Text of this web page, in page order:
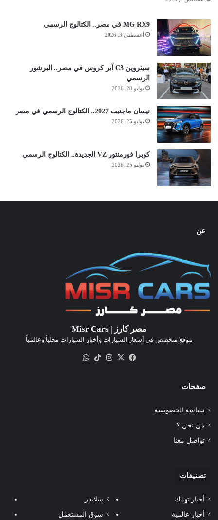
MG RX9 في مصر.. الكتالوج الرسمي
أغسطس 3, 2026
سيتروين C3 آير كروس في مصر.. البرشور
الرسمي
يوليو 28, 2026
نيسان ماجنيت 2027.. الكتالوج الرسمي في مصر
يوليو 25, 2026
كوبرا فورمنتور VZ الجديدة.. الكتالوج الرسمي
يوليو 25, 2026
عن
مصر كارز | Misr Cars
موقع متخصص في أسعار السيارات وأخبار السيارات محلياً وعالمياً
فيسبوك
‫X انستقرام‫TikTok
صفحات
سياسة الخصوصية
من نحن ؟
تواصل معنا
تصنيفات
أخبار تهمك
أخبار عالمية
سلايدر
سوق المستعمل